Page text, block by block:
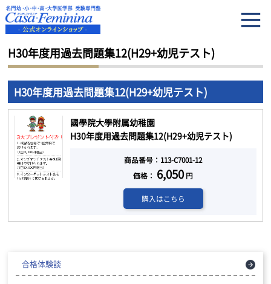
HOME H30年度用過去問題集12(H29+幼児テスト)
H30年度用過去問題集12(H29+幼児テスト)
H30年度用過去問題集12(H29+幼児テスト)
國學院大學附属幼稚園
H30年度用過去問題集12(H29+幼児テスト)
商品番号：113-C7001-12
価格： 6,050円
購入はこちら
合格体験談